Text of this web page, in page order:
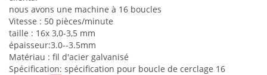
nous avons une machine à 16 boucles
Vitesse : 50 pièces/minute
taille : 16x 3,0-3,5 mm
épaisseur:3.0--3.5mm
Matériau : fil d'acier galvanisé
Spécification: spécification pour boucle de cerclage 16